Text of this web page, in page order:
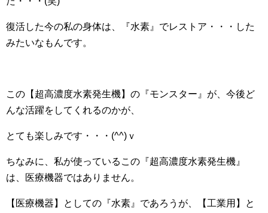
復活した今の私の身体は、『水素』でレストア・・・した
みたいなもんです。
この【超高濃度水素発生機】の『モンスター』が、今後ど
んな活躍をしてくれるのかが、
とても楽しみです・・・(^^)ｖ
ちなみに、私が使っているこの『超高濃度水素発生機』
は、医療機器ではありません。
【医療機器】としての『水素』であろうが、【工業用】と